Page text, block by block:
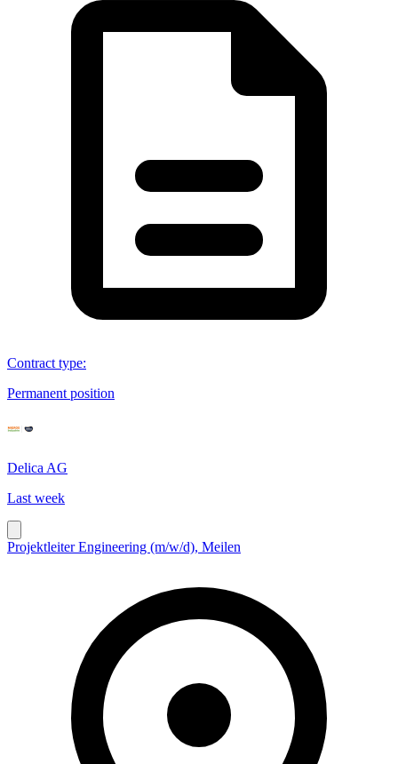
Contract type:
Permanent position
Delica AG
Last week
Projektleiter Engineering (m/w/d), Meilen